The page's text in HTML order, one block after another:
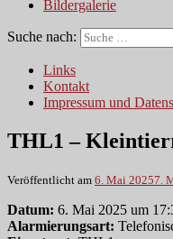
Bildergalerie
Suche nach:
Links
Kontakt
Impressum und
THL1 –
Veröffentlicht am 6. Mai 20257.
Datum: 6. Mai 2025 um
Alarmierungsart: